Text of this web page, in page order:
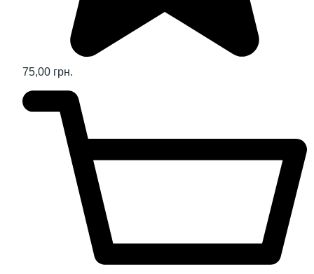
75,00 грн.